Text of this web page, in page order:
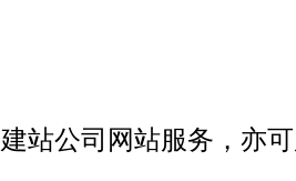
站公司 网站服务，亦